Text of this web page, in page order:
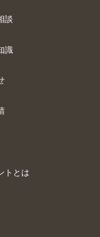
談
識
トとは